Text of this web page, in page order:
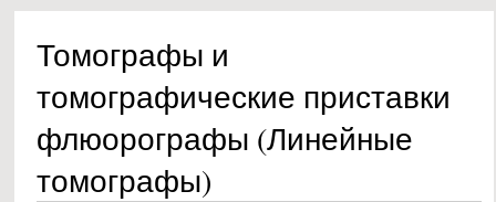
Томографы и
томографические приставки
флюорографы (Линейные
томографы)